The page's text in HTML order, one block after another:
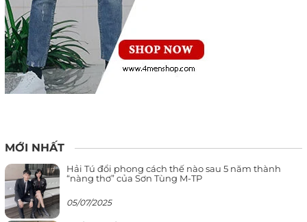
MỚI NHẤT
Hải Tú đổi phong cách thế nào sau 5 năm thành
“nàng thơ” của Sơn Tùng M-TP
05/07/2025